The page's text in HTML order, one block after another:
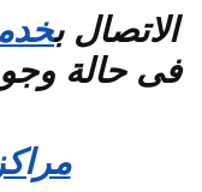
الاتصال ب
فى حالة